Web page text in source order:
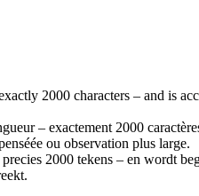
2000 characters – and is
– exactement 2000
ou observation plus large.
2000 tekens – en wordt